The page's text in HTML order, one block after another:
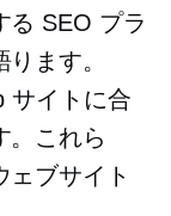
る SEO プラ
ます。
サイトに合
。これら
ェブサイト